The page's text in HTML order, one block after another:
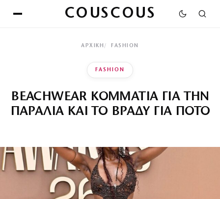
COUSCOUS
ΑΡΧΙΚΉ FASHION
FASHION
BEACHWEAR ΚΟΜΜΑΤΙΑ ΓΙΑ ΤΗΝ
ΠΑΡΑΛΙΑ ΚΑΙ ΤΟ ΒΡΑΔΥ ΓΙΑ ΠΟΤΟ